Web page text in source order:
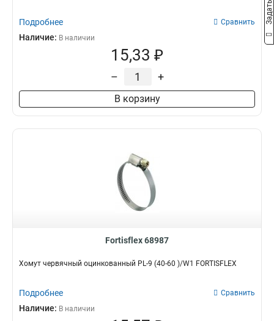
Подробнее Сравнить
Наличие: В наличии
15,33 ₽
– +
В корзину
Fortisflex 68987
Хомут червячный оцинкованный PL-9 (40-60 )/W1 FORTISFLEX
Подробнее Сравнить
Наличие: В наличии